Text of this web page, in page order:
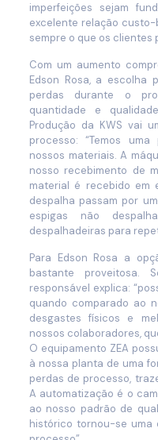
imperfeições sejam
excelente relação
sempre o que os clientes
Com um aumento
Edson Rosa, a escolha
perdas durante o
quantidade e
Produção da KWS vai
processo: “Temos
nossos materiais. A
nosso recebimento de
material é recebido em
despalha passam por
espigas não
despalhadeiras para
Para Edson Rosa a
bastante proveitosa.
responsável explica:
quando comparado ao
desgastes físicos e
nossos colaboradores,
O equipamento ZEA
à nossa planta de uma
perdas de processo,
A automatização é o
ao nosso padrão de
histórico tornou-se uma